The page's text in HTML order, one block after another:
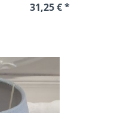
31,25 € *